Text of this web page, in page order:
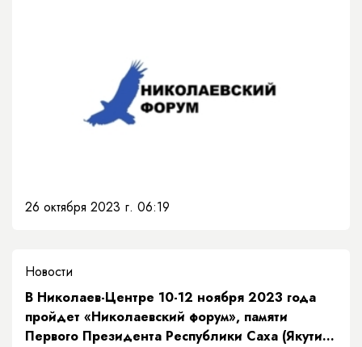
26 октября 2023 г. 06:19
Новости
В Николаев-Центре 10-12 ноября 2023 года
пройдет «Николаевский форум», памяти
Первого Президента Республики Саха (Якутия)